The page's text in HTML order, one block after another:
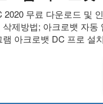
2020 무료 다운로드 및
제방법; 아크로뱃 자
아크로뱃 DC 프로 설